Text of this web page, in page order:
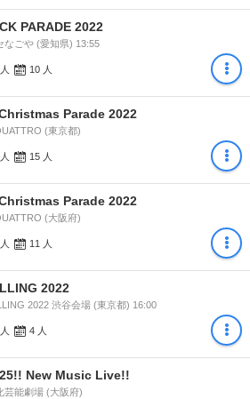
PARADE 2022
なごや (愛知県) 13:55
人 10 人
Parade 2022
(東京都)
人 15 人
Parade 2022
(大阪府)
人 11 人
2022
2022 渋谷会場 (東京都) 16:00
人 4 人
New Music Live!!
芸能劇場 (大阪府)